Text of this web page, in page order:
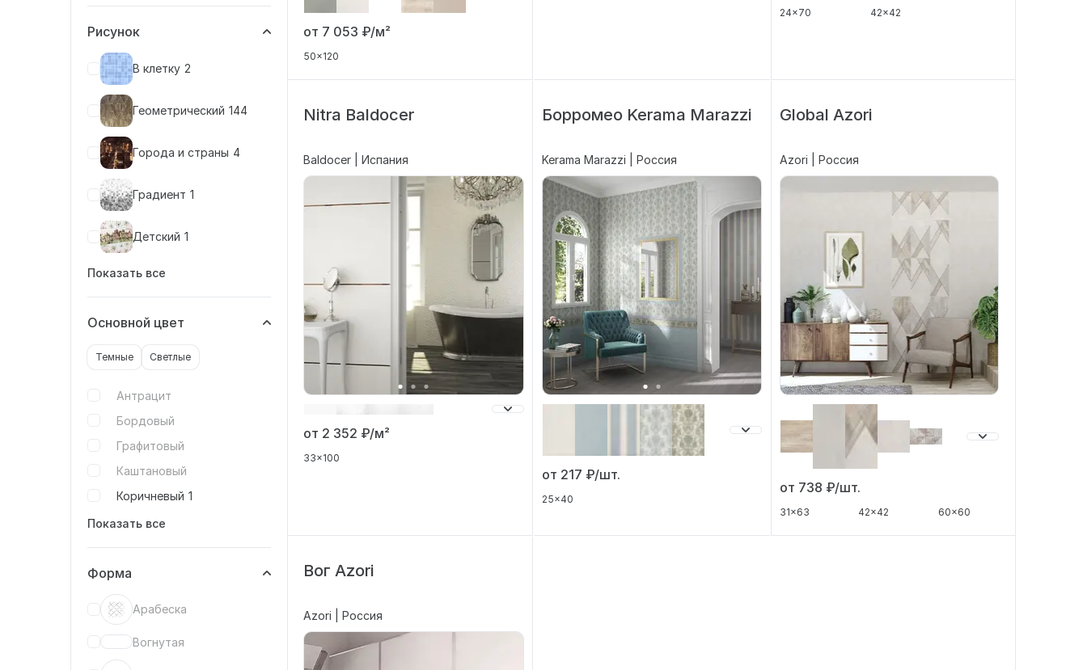
Рисунок
В клетку 2
Геометрический 144
Города и страны 4
Градиент 1
Детский 1
Показать все
Основной цвет
Темные Светлые
Антрацит
Бордовый
Графитовый
Каштановый
Коричневый 1
Показать все
Форма
Арабеска
Вогнутая
от 7 053 ₽/м²
50x120
24x70 42x42
Nitra Baldocer
Baldocer | Испания
от 2 352 ₽/м²
33x100
Борромео Kerama Marazzi
Kerama Marazzi | Россия
от 217 ₽/шт.
25x40
Global Azori
Azori | Россия
от 738 ₽/шт.
31x63 42x42 60x60
Вог Azori
Azori | Россия